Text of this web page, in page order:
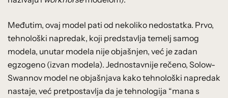
Međutim, ovaj model pati od nekoliko nedostatka. Prvo,
tehnološki napredak, koji predstavlja temelj samog
modela, unutar modela nije objašnjen, već je zadan
egzogeno (izvan modela). Jednostavnije rečeno, Solow-
Swannov model ne objašnjava kako tehnološki napredak
nastaje, već pretpostavlja da je tehnologija “mana s